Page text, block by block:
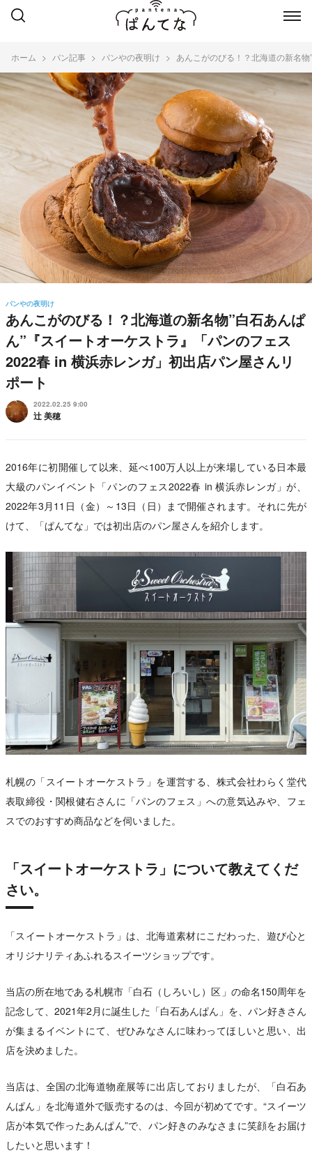
ホーム パン記事 パンやの夜明け あんこがのびる！？北海道の新名
パンやの夜明け
あんこがのびる！？北海道の新名物”白石あんぱ
ん”『スイートオーケストラ』「パンのフェス
2022春 in 横浜赤レンガ」初出店パン屋さんリ
ポート
2022.02.25 9:00
辻 美穂
2016年に初開催して以来、延べ100万人以上が来場している日本最
大級のパンイベント「パンのフェス2022春 in 横浜赤レンガ」が、
2022年3月11日（金）～13日（日）まで開催されます。それに先が
けて、「ぱんてな」では初出店のパン屋さんを紹介します。
札幌の「スイートオーケストラ」を運営する、株式会社わらく堂代
表取締役・関根健右さんに「パンのフェス」への意気込みや、フェ
スでのおすすめ商品などを伺いました。
「スイートオーケストラ」について教えてくだ
さい。
「スイートオーケストラ」は、北海道素材にこだわった、遊び心と
オリジナリティあふれるスイーツショップです。
当店の所在地である札幌市「白石（しろいし）区」の命名150周年を
記念して、2021年2月に誕生した「白石あんぱん」を、パン好きさん
が集まるイベントにて、ぜひみなさんに味わってほしいと思い、出
店を決めました。
当店は、全国の北海道物産展等に出店しておりましたが、「白石あ
んぱん」を北海道外で販売するのは、今回が初めてです。“スイーツ
店が本気で作ったあんぱん”で、パン好きのみなさまに笑顔をお届け
したいと思います！